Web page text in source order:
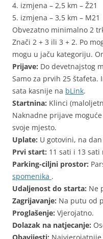
4. izmjena – 2,5 km – Ž21
5. izmjena – 3,5 km – M21
Obvezatno minimalno 2
Znači 2 + 3 ili 3 + 2. Po
mogu u jaču kategoriju.
Prijave: Do devetnajstog
Samo za prvih 25 štafeta.
sata kasnije na bLink.
Startnina: Klinci
Naknadne prijave
svoje mjesto.
Uplate: U gotovini, na
Prvi start: 11 sati i 13 sati
Parking-ciljni prostor:
spomenika .
Udaljenost do starta: Ne
Zagrijavanje: Na putu od
Proglašenje: Vjerojatno.
Dolazak na natjecanje: